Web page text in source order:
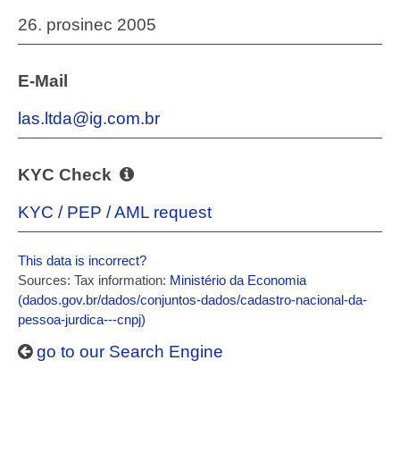
26. prosinec 2005
E-Mail
las.ltda@ig.com.br
KYC Check
KYC / PEP / AML request
This data is incorrect?
Sources: Tax information: Ministério da Economia
(dados.gov.br/dados/conjuntos-dados/cadastro-nacional-da-
pessoa-jurdica---cnpj)
go to our Search Engine